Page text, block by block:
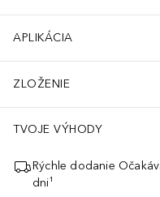
APLIKÁCIA
ZLOŽENIE
TVOJE VÝHODY
Rýchle dodanie
dni¹